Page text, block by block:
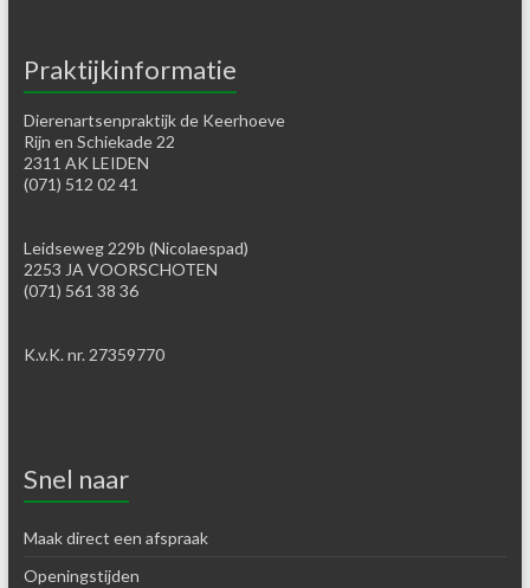
Praktijkinformatie
Dierenartsenpraktijk de Keerhoeve
Rijn en Schiekade 22
2311 AK LEIDEN
(071) 512 02 41
Leidseweg 229b (Nicolaespad)
2253 JA VOORSCHOTEN
(071) 561 38 36
K.v.K. nr. 27359770
Snel naar
Maak direct een afspraak
Openingstijden